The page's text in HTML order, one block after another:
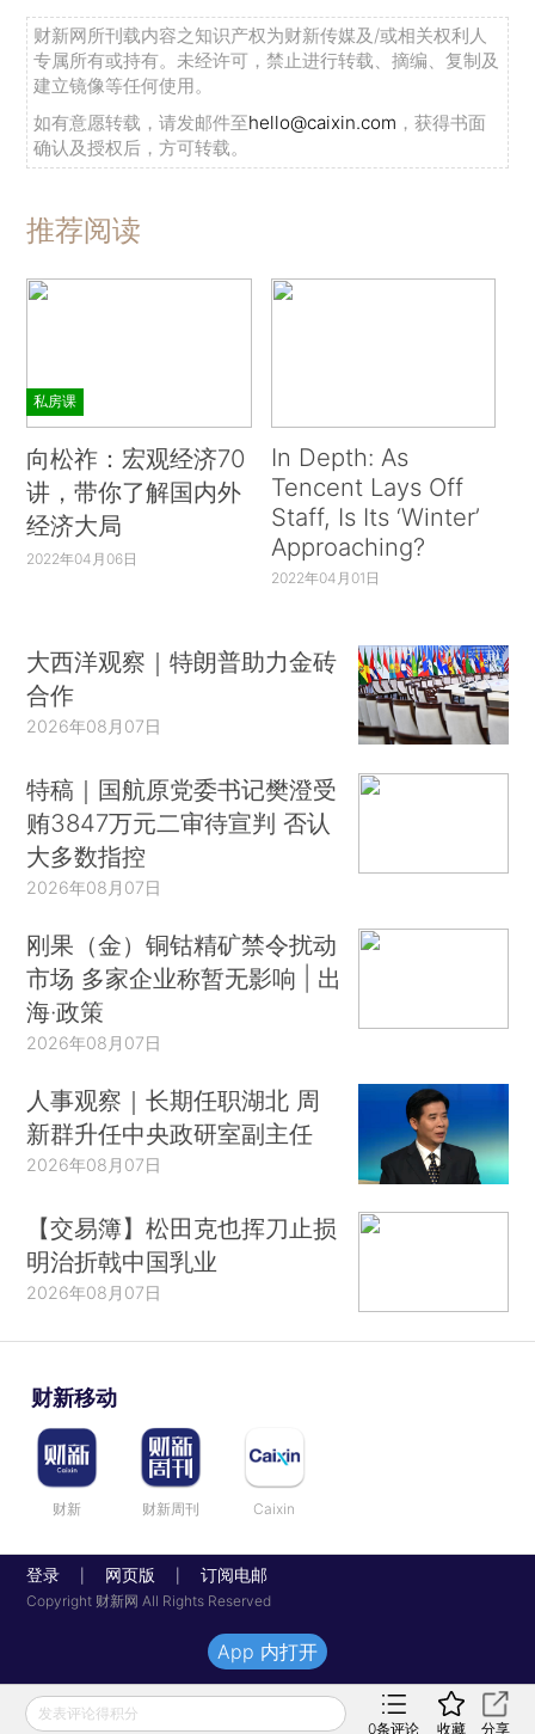
财新网所刊载内容之知识产权为财新传媒及/或相关权利人
专属所有或持有。未经许可，禁止进行转载、摘编、复制及
建立镜像等任何使用。
如有意愿转载，请发邮件至hello@caixin.com ，获得书面
确认及授权后，方可转载。
推荐阅读
私房课
向松祚：宏观经济70
讲，带你了解国内外
经济大局
2022年04月06日
In Depth: As
Tencent Lays Off
Staff, Is Its ‘Winter’
Approaching?
2022年04月01日
大西洋观察｜特朗普助力金砖
合作
2026年08月07日
特稿｜国航原党委书记樊澄受
贿3847万元二审待宣判 否认
大多数指控
2026年08月07日
刚果（金）铜钴精矿禁令扰动
市场 多家企业称暂无影响 | 出
海·政策
2026年08月07日
人事观察｜长期任职湖北 周
新群升任中央政研室副主任
2026年08月07日
【交易簿】松田克也挥刀止损
明治折戟中国乳业
2026年08月07日
财新移动
财新 财新周刊 Caixin
登录 网页版 订阅电邮
Copyright 财新网 All Rights Reserved
发表评论得积分
0条评论 收藏 分享
App 内打开